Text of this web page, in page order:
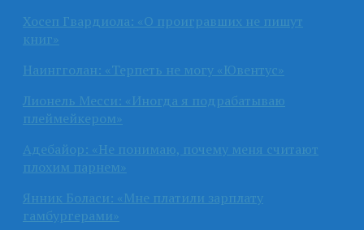
Хосеп Гвардиола: «О проигравших не пишут
книг»
Наингголан: «Терпеть не могу «Ювентус»
Лионель Месси: «Иногда я подрабатываю
плеймейкером»
Адебайор: «Не понимаю, почему меня считают
плохим парнем»
Янник Боласи: «Мне платили зарплату
гамбургерами»